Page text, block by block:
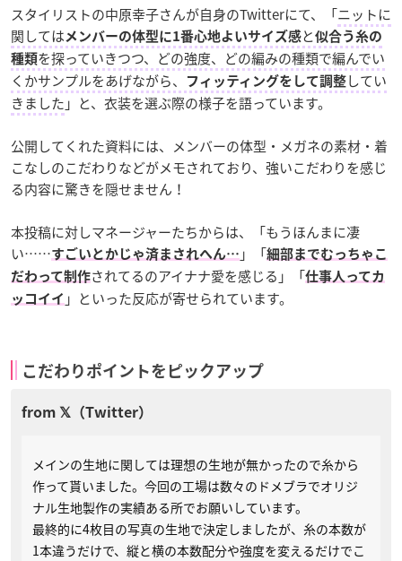
スタイリストの中原幸子さんが自身のTwitterにて、「ニットに
関しては メンバーの体型に1番心地よいサイズ感と似合う糸の
種類を探っていきつつ、どの強度、どの編みの種類で編んでい
くかサンプルをあげながら、
フィッティングをして調整 してい
きました 」と、衣装を選ぶ際の様子を語っています。
公開してくれた資料には、メンバーの体型・メガネの素材・着
こなしのこだわりなどがメモされており、強いこだわりを感じ
る内容に驚きを隠せません！
本投稿に対しマネージャーたちからは、「もうほんまに凄
い……すごいとかじゃ済まされへん… 」「細部までむっちゃこ
だわって制作されてるのアイナナ愛を感じる」「仕事人ってカ
ッコイイ 」といった反応が寄せられています。
こだわりポイントをピックアップ
メインの生地に関しては理想の生地が無かったので糸から
作って貰いました。今回の工場は数々のドメブラでオリジ
ナル生地製作の実績ある所でお願いしています。
最終的に4枚目の写真の生地で決定しましたが、糸の本数が
1本違うだけで、縦と横の本数配分や強度を変えるだけでこ